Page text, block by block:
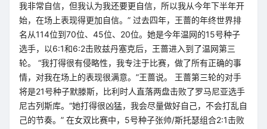
我非常自信，但我认为我还要更自信，所以我从今年下半年开
始，在场上表现得更加自信。” 过去四年，王蔷的年终世界排
名从114位到70位、45位、20位。她是今年温网的15号种子
选手，以6:1和6:2击败兹丹塞克后，王蔷进入到了温网第三
轮。 “我打得很有侵略性，我专注于比赛，做了所有正确的事
情，对我在场上的表现很满意。”王蔷说。 王蔷第三轮的对手
将是21号种子默滕斯，比利时人直落两盘击败了罗马尼亚选手
尼古列斯库。“她打得很凶猛，我会尽量做好自己，不会打乱自
己的节奏。” 在女双比赛中，5号种子张帅/斯托瑟组合2:1击败